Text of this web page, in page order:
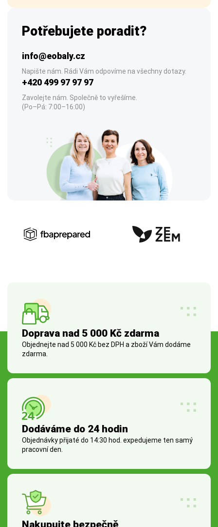
Potřebujete poradit?
info@eobaly.cz
Napište nám. Rádi Vám odpovíme na všechny dotazy.
+420 499 97 97 97
Zavolejte nám. Společně to vyřešíme.
(Po–Pá: 7:00–16:00)
Doprava nad 5 000 Kč zdarma
Objednejte nad 5 000 Kč bez DPH a zboží Vám dodáme
zdarma.
Dodáváme do 24 hodin
Objednávky přijaté do 14:30 hod. expedujeme ten samý
pracovní den.
Nakupujte bezpečně